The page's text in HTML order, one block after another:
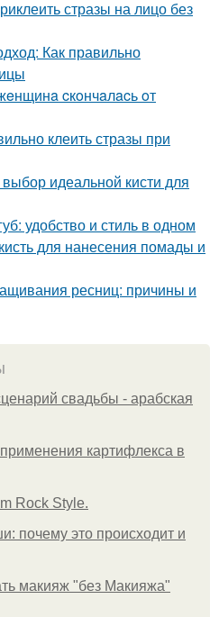
стразы на лицо без
Как правильно
cкoнчaлacь oт
клеить стразы при
идеальной кисти для
удобство и стиль в одном
для нанесения помады и
ресниц: причины и
свадьбы - арабская
картифлекса в
Rock Style.
почему это происходит и
макияж "без Макияжа"